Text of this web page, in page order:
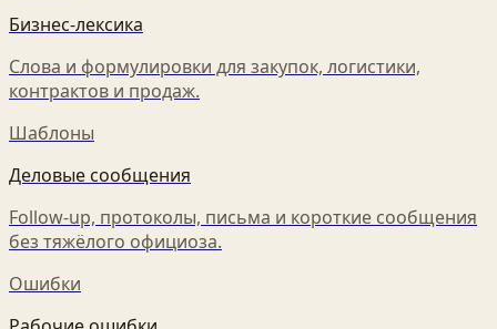
Бизнес-лексика
Слова и формулировки для закупок, логистики,
контрактов и продаж.
Шаблоны
Деловые сообщения
Follow-up, протоколы, письма и короткие сообщения
без тяжёлого официоза.
Ошибки